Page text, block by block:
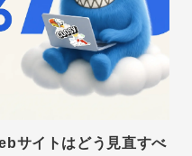
サイトはどう見直すべ